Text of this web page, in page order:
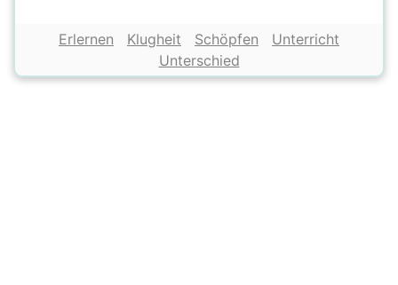
Erlernen Klugheit Schöpfen
Unterricht
Unterschied